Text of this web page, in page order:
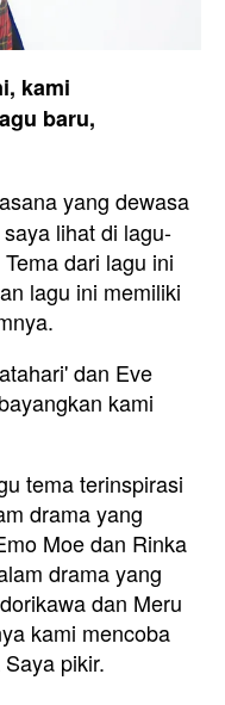
kami
baru,
yang dewasa
lihat di lagu-
dari lagu ini
lagu ini memiliki
dan Eve
kami
tema terinspirasi
drama yang
Moe dan Rinka
drama yang
dan Meru
kami mencoba
pikir.